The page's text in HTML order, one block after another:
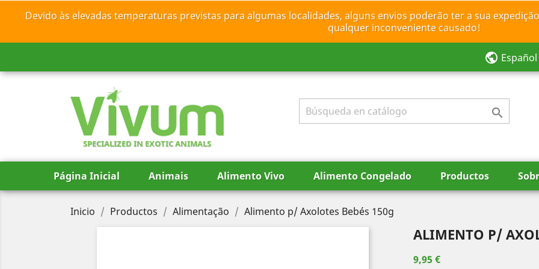
Devido às elevadas temperaturas previstas para algumas localidades, alguns envios poderão ter a sua
qualquer inconveniente causado!
public Español
SPECIALIZED IN EXOTIC ANIMALS

Página Inicial Animais Alimento Vivo Alimento Congelado Productos
Inicio Productos Alimentação Alimento p/ Axolotes Bebés 150g
ALIMENTO P/
9,95 €